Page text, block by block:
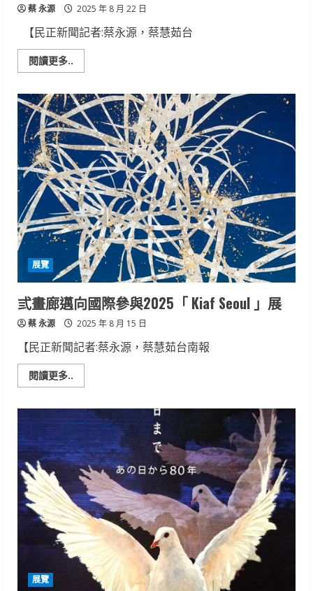
蔡 永源 2025 年 8 月 22 日
【民正新聞記者:蔡永源，蔡慧茹台
閱讀更多..
more
南
市
悠
遊
畫
會
會
員
聯
展
於
福
爾
摩
沙
遊
艇
酒
店
隆
重
登
場，
展
府
城
繪
多
元
貌
展覽
弎畫廊邁向國際參與2025「 Kiaf Seoul 」展
蔡 永源 2025 年 8 月 15 日
【民正新聞記者:蔡永源，蔡慧茹台南報
閱讀更多..
more
畫
廊
邁
向
國
際
參
與
2025「
Kiaf
Seoul
」
展
展覽